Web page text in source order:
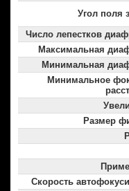
Угол поля
Число лепестков
Максимальная
Минимальная
Минимальное
Размер
Скорость